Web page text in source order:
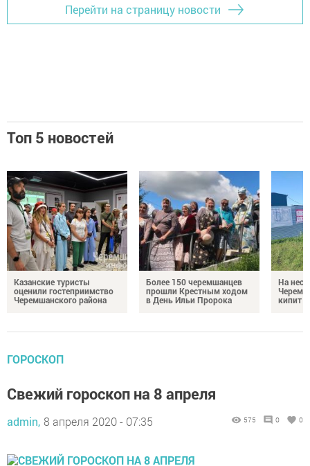
Перейти на страницу новости
Топ 5 новостей
Казанские туристы
оценили гостеприимство
Черемшанского района
Более 150 черемшанцев
прошли Крестным ходом
в День Ильи Пророка
На
кипит
ГОРОСКОП
Свежий гороскоп на 8 апреля
admin, 8 апреля 2020 - 07:35 575 0 0